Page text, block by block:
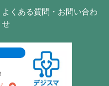
よくある質問・お問い合わ
せ